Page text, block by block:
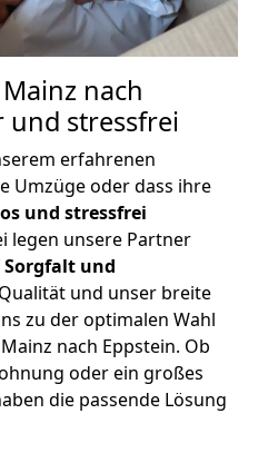
Mainz nach
und stressfrei
erfahrenen
Umzüge oder dass ihre
und stressfrei
legen unsere Partner
Sorgfalt und
und unser breite
zu der optimalen Wahl
nach Eppstein. Ob
oder ein großes
die passende Lösung